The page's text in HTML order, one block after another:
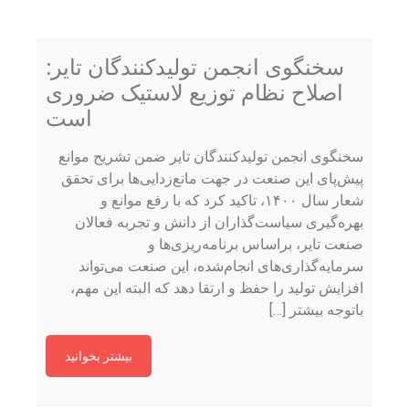
سخنگوی انجمن تولیدکنندگان تایر:
اصلاح نظام توزیع لاستیک ضروری
است
سخنگوی انجمن تولیدکنندگان تایر ضمن تشریح موانع
پیش‌‌پای این صنعت در جهت مانع‌زدایی‌ها برای تحقق
شعار سال ۱۴۰۰، تاکید کرد که با رفع موانع و
بهره‌گیری سیاست‌گذاران از دانش و تجربه فعالان
صنعت تایر، براساس برنامه‌ریزی‌ها و
سرمایه‌گذاری‌های انجام‌شده، این صنعت می‌تواند
افزایش تولید را حفظ و ارتقا دهد که البته این مهم،
باتوجه بیشتر […]
بیشتر بخوانید